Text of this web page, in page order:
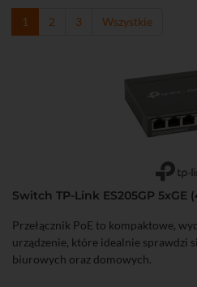
1 2 3 Wszystkie
Switch TP-Link ES205GP 5xGE
Przełącznik PoE to kompaktowe,
urządzenie, które idealnie sprawdzi
biurowych oraz domowych.